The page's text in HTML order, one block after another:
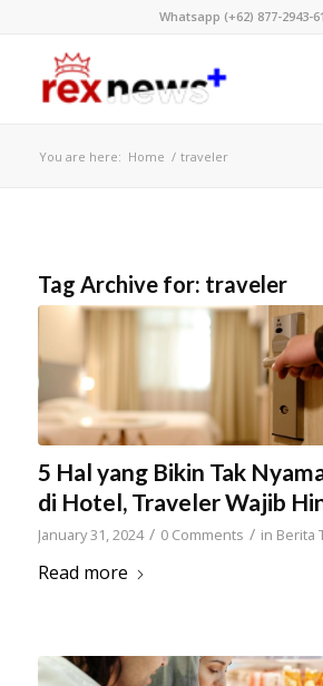
Whatsapp (+62) 877-2943-
You are here: Home / traveler
Tag Archive for: traveler
5 Hal yang Bikin Tak
di Hotel, Traveler Wajib
January 31, 2024 / 0 Comments / in Berita
Read more